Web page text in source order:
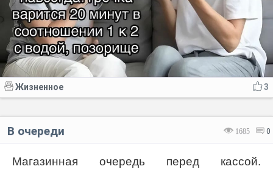
3
Жизненное
1685 0
В очереди
Магазинная очередь перед кассой.